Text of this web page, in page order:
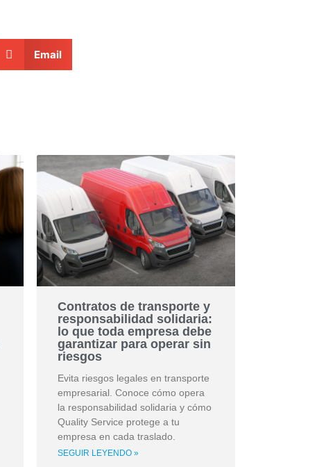
Email
Contratos de transporte y
responsabilidad solidaria:
lo que toda empresa debe
garantizar para operar sin
riesgos
Evita riesgos legales en transporte
empresarial. Conoce cómo opera
la responsabilidad solidaria y cómo
Quality Service protege a tu
empresa en cada traslado.
SEGUIR LEYENDO »